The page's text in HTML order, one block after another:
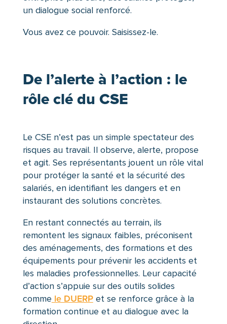
un dialogue social renforcé.
Vous avez ce pouvoir. Saisissez-le.
De l’alerte à l’action : le
rôle clé du CSE
Le CSE n’est pas un simple spectateur des
risques au travail. Il observe, alerte, propose
et agit. Ses représentants jouent un rôle vital
pour protéger la santé et la sécurité des
salariés, en identifiant les dangers et en
instaurant des solutions concrètes.
En restant connectés au terrain, ils
remontent les signaux faibles, préconisent
des aménagements, des formations et des
équipements pour prévenir les accidents et
les maladies professionnelles. Leur capacité
d’action s’appuie sur des outils solides
comme le DUERPet se renforce grâce à la
formation continue et au dialogue avec la